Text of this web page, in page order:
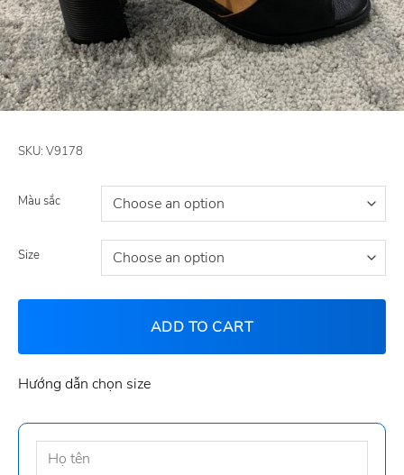
SKU: V9178
Màu sắc
Size
ADD TO CART
Hướng dẫn chọn size